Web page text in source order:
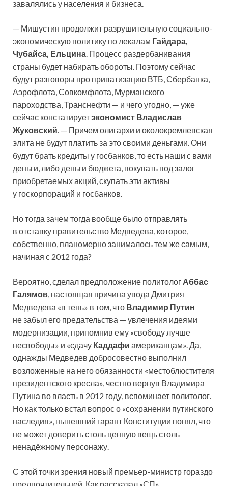
завалялись у населения и бизнеса.
— Мишустин продолжит разрушительную социально-
экономическую политику по лекалам Гайдара,
Чубайса, Ельцина . Процесс раздербанивания
страны будет набирать обороты. Поэтому сейчас
будут разговоры про приватизацию ВТБ, Сбербанка,
Аэрофлота, Совкомфлота, Мурманского
пароходства, Транснефти — и чего угодно, — уже
сейчас констатируетэкономист Владислав
Жуковский . — Причем олигархи и околокремлевская
элита не будут платить за это своими деньгами. Они
будут брать кредиты у госбанков, то есть наши с вами
деньги, либо деньги бюджета, покупать под залог
приобретаемых акций, скупать эти активы
у госкорпораций и госбанков.
Но тогда зачем тогда вообще было отправлять
в отставку правительство Медведева, которое,
собственно, планомерно занималось тем же самым,
начиная с 2012 года?
Вероятно, сделал предположение политолог Аббас
Галямов , настоящая причина увода Дмитрия
Медведева «в тень» в том, что Владимир Путин
не забыл его предательства — увлечения идеями
модернизации, припомнив ему «свободу лучше
несвободы» и «сдачу Каддафи американцам». Да,
однажды Медведев добросовестно выполнил
возложенные на него обязанности «местоблюстителя
президентского кресла», честно вернув Владимира
Путина во власть в 2012 году, вспоминает политолог.
Но как только встал вопрос о «сохранении путинского
наследия», нынешний гарант Конституции понял, что
не может доверить столь ценную вещь столь
ненадёжному персонажу.
С этой точки зрения новый премьер-министр гораздо
предпочтительней. Как рассказал «СП»